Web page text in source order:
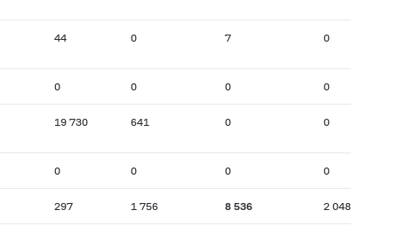
44 0 7 0
0 0 0 0
19 730 641 0 0
0 0 0 0
297 1 756 8 536 2 048